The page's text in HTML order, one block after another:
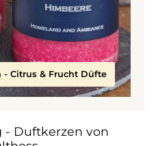
Citrus & Frucht Düfte
- Duftkerzen von